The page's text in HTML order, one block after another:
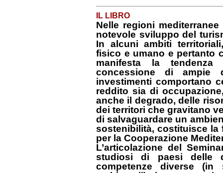
IL LIBRO
Nelle regioni
notevole sviluppo del
In alcuni ambiti
fisico e umano e pertanto
manifesta la
concessione di ampie
investimenti comportano
reddito sia di
anche il degrado, delle
dei territori che gravitano
di salvaguardare un
sostenibilità, costituisce la
per la Cooperazione
L’articolazione del
studiosi di paesi delle
competenze diverse (in